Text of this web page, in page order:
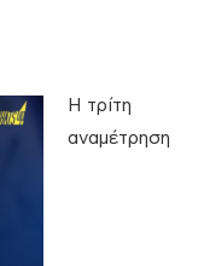
Η τρίτη
αναμέτρηση